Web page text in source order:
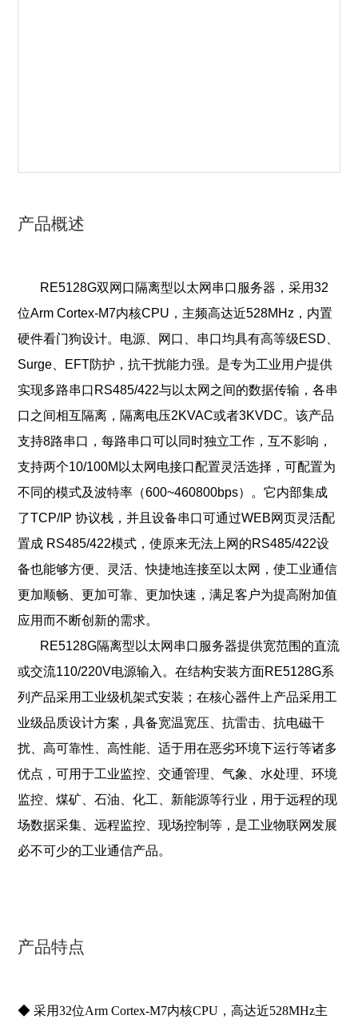
产品概述
RE5128G双网口隔离型以太网串口服务器，采用32
位Arm Cortex-M7内核CPU，主频高达近528MHz，内置
硬件看门狗设计。电源、网口、串口均具有高等级ESD、
Surge、EFT防护，抗干扰能力强。是专为工业用户提供
实现多路串口RS485/422与以太网之间的数据传输，各串
口之间相互隔离，隔离电压2KVAC或者3KVDC。该产品
支持8路串口，每路串口可以同时独立工作，互不影响，
支持两个10/100M以太网电接口配置灵活选择，可配置为
不同的模式及波特率（600~460800bps）。它内部集成
了TCP/IP 协议栈，并且设备串口可通过WEB网页灵活配
置成 RS485/422模式，使原来无法上网的RS485/422设
备也能够方便、灵活、快捷地连接至以太网，使工业通信
更加顺畅、更加可靠、更加快速，满足客户为提高附加值
应用而不断创新的需求。
RE5128G隔离型以太网串口服务器提供宽范围的直流
或交流110/220V电源输入。在结构安装方面RE5128G系
列产品采用工业级机架式安装；在核心器件上产品采用工
业级品质设计方案，具备宽温宽压、抗雷击、抗电磁干
扰、高可靠性、高性能、适于用在恶劣环境下运行等诸多
优点，可用于工业监控、交通管理、气象、水处理、环境
监控、煤矿、石油、化工、新能源等行业，用于远程的现
场数据采集、远程监控、现场控制等，是工业物联网发展
必不可少的工业通信产品。
产品特点
◆ 采用32位Arm Cortex-M7内核CPU，高达近528MHz主